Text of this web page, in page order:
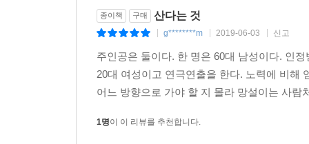
종이책 구매 산다는 것
g********m 2019-06-03 신고
주인공은 둘이다. 한 명은 60대 남성이다. 인
20대 여성이고 연극연출을 한다. 노력에 비해
어느 방향으로 가야 할 지 몰라 망설이는 사
1명이 이 리뷰를 추천합니다.